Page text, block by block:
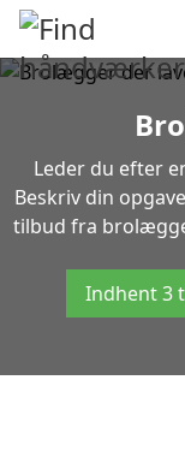
Leder du efter
Beskriv din
tilbud fra
Indhent 3